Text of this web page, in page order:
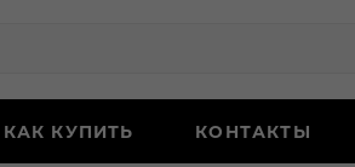
КАК КУПИТЬ КОНТАКТЫ